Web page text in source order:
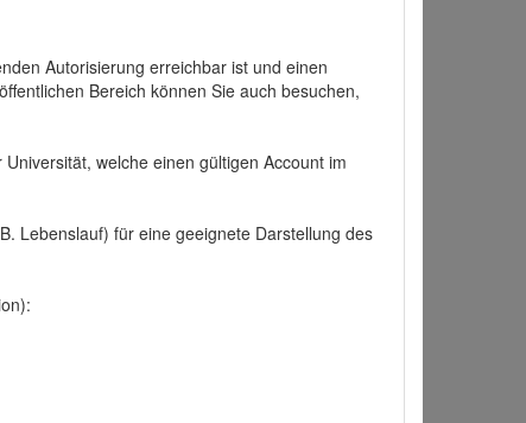
Autorisierung erreichbar ist und einen
Bereich können Sie auch besuchen,
welche einen gültigen Account im
Lebenslauf) für eine geeignete Darstellung des